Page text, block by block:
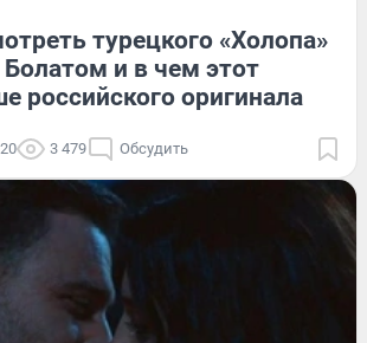
турецкого «Холопа»
и в чем этот
российского оригинала
3 479 Обсудить